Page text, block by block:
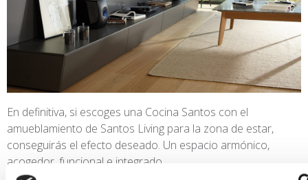
En definitiva, si escoges una Cocina Santos con el
amueblamiento de Santos Living para la zona de estar,
conseguirás el efecto deseado. Un espacio armónico,
acogedor, funcional e integrado.